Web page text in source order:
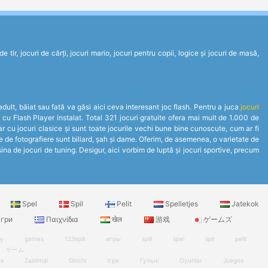
tir, jocuri de cărți, jocuri mario, jocuri pentru copii, logice și jocuri de masă,
băiat sau fată va găsi aici ceva interesant joc flash. Pentru a juca jocuri
Flash Player instalat. Total 321 jocuri gratuite ofera mai mult de 1.000 de
cu jocuri clasice și sunt toate jocurile vechi bune bine cunoscute, cum ar fi
fotografiere sunt biliard, șah și dame. Oferim, de asemenea, o varietate de
de jocuri de tuning. Desigur, aici vorbim de luptă și jocuri sportive, precum
Spel Spil Pelit Spelletjes
Jatekok
Παιχνίδια खेल 游戏 ゲームズ
games 123spill игры spill spel spil
pelit
ゲーム
Zaidimai Giochi Ігри Гульні Oyunlar
Juegos